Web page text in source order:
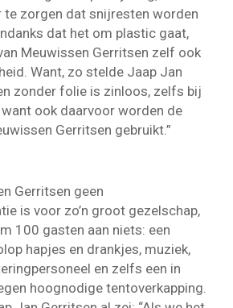
te zorgen dat snijresten worden
dat het om plastic gaat,
Meuwissen Gerritsen zelf ook
Want, zo stelde Jaap Jan
zonder folie is zinloos, zelfs bij
ook daarvoor worden de
Gerritsen gebruikt.”
Gerritsen geen
is voor zo’n groot gezelschap,
100 gasten aan niets: een
hapjes en drankjes, muziek,
en zelfs een in
hoognodige tentoverkapping.